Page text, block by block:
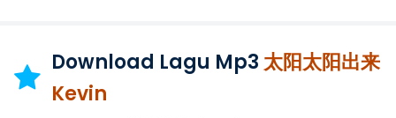
K-Pop
Download Lagu Mp3太阳太阳出来
Kevin